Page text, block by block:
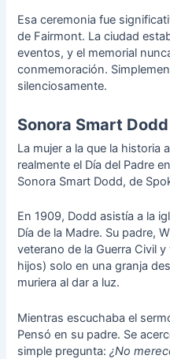
Esa ceremonia fue
de Fairmont. La ciudad
eventos, y el memorial
conmemoración.
silenciosamente.
Sonora Smart Dodd
La mujer a la que la historia
realmente el Día del Padre
Sonora Smart Dodd, de
En 1909, Dodd asistía a la
Día de la Madre. Su padre,
veterano de la Guerra Civil
hijos) solo en una granja
muriera al dar a luz.
Mientras escuchaba el
Pensó en su padre. Se
simple pregunta:¿No